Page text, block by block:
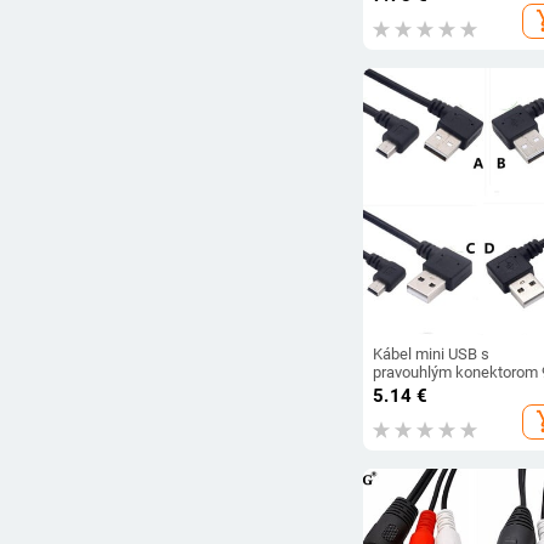
zástrčka úplne nový RCA
video kábel pre NES pre
Kábel mini USB s
pravouhlým konektorom
stupňov, samec-samec,
synchronizáciu a
5.14 €